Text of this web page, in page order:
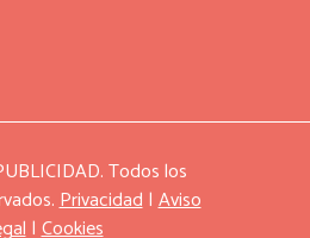
Todos los
Privacidad|Aviso
|Cookies